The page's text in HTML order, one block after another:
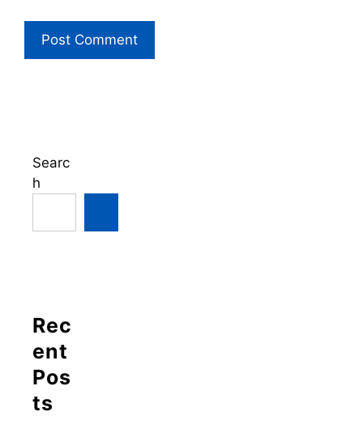
Searc
h
Rec
ent
Pos
ts